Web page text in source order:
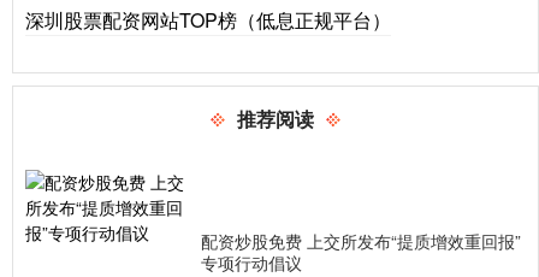
深圳股票配资网站TOP榜（低息正规平台）
推荐阅读
配资炒股免费 上交所发布“提质增效重回报”
专项行动倡议